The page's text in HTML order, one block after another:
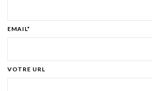
EMAIL*
VOTRE URL